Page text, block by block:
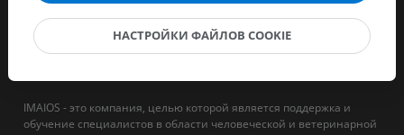
IMAIOS - это компания, целью которой является поддержка и
обучение специалистов в области человеческой и ветеринарной
НАСТРОЙКИ ФАЙЛОВ COOKIE